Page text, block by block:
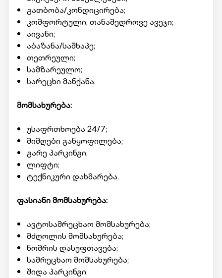
გათბობა/კონდიცირება;
კომფორტული, თანამედროვე ავეჯი;
აივანი;
აბაზანა/საშხაპე;
თეთრეული;
სამზარეულო;
სარეცხი მანქანა.
მომსახურება:
უსაფრთხოება 24/7;
მიმღები განყოფილება;
გარე პარკინგი;
ლიფტი;
ტექნიკური დახმარება.
ფასიანი მომსახურება:
ავტოსამრეცხაო მომსახურება;
მძღოლის მომსახურება;
ნომრის დასუფთავება;
სამრეცხაო მომსახურება;
შიდა პარკინგი.